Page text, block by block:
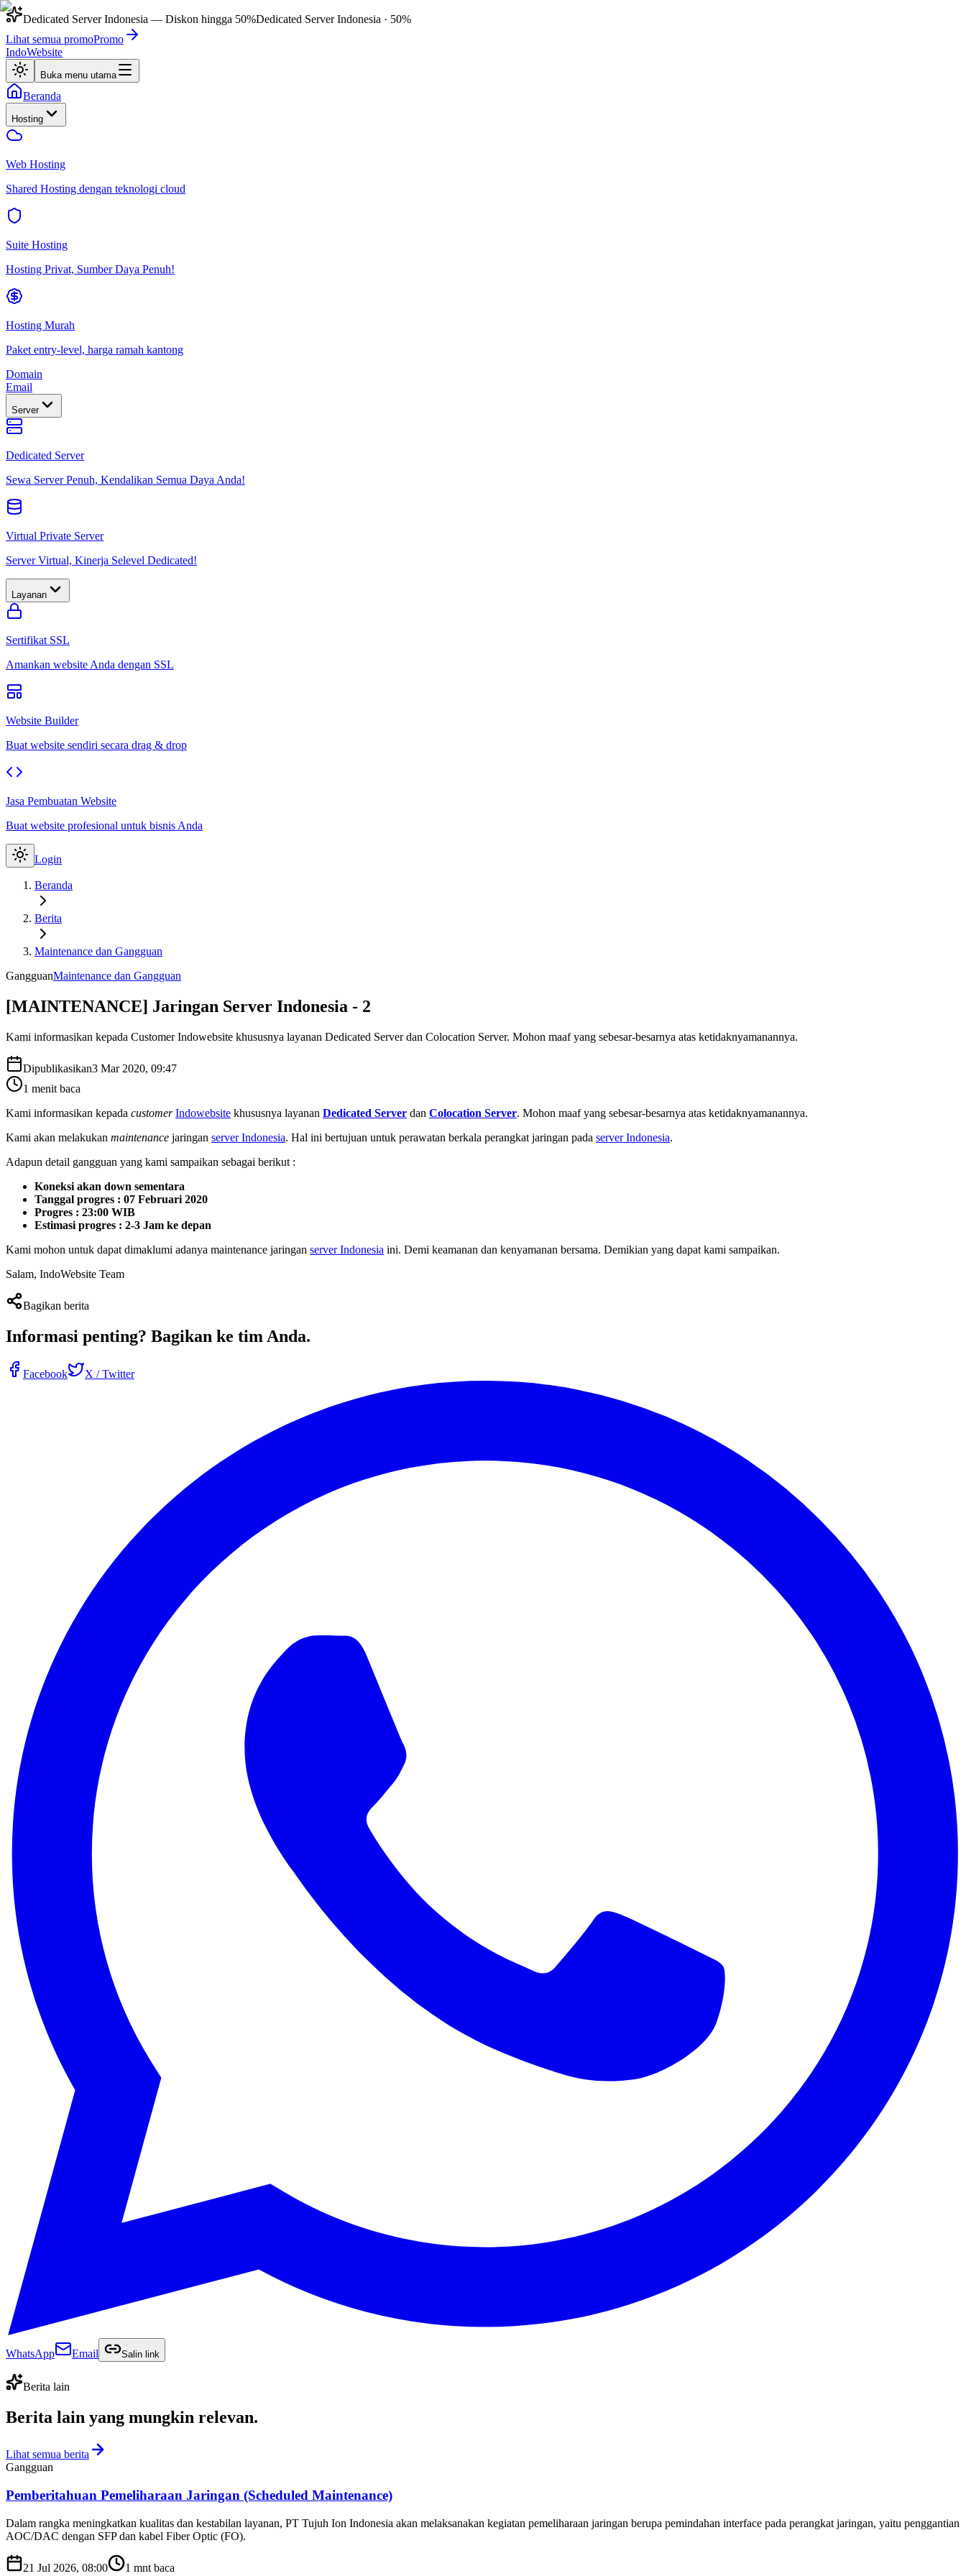
Dedicated Server Indonesia — Diskon hingga 50%Dedicated Server Indonesia · 50%
Lihat semua promoPromo
IndoWebsite
Buka menu utama
Beranda
Hosting
Web Hosting
Shared Hosting dengan teknologi cloud
Suite Hosting
Hosting Privat, Sumber Daya Penuh!
Hosting Murah
Paket entry-level, harga ramah kantong
Domain
Email
Server
Dedicated Server
Sewa Server Penuh, Kendalikan Semua Daya Anda!
Virtual Private Server
Server Virtual, Kinerja Selevel Dedicated!
Layanan
Sertifikat SSL
Amankan website Anda dengan SSL
Website Builder
Buat website sendiri secara drag & drop
Jasa Pembuatan Website
Buat website profesional untuk bisnis Anda
Login
Beranda
Berita
Maintenance dan Gangguan
GangguanMaintenance dan Gangguan
[MAINTENANCE] Jaringan Server Indonesia - 2
Kami informasikan kepada Customer Indowebsite khususnya layanan Dedicated Server dan Colocation Server. Mohon maaf yang sebesar-besarnya atas ketidaknyamanannya.
Dipublikasikan3 Mar 2020, 09:47
1 menit baca
Kami informasikan kepada customer Indowebsite khususnya layanan Dedicated Server dan Colocation Server. Mohon maaf yang sebesar-besarnya atas ketidaknyamanannya.
Kami akan melakukan maintenance jaringan server Indonesia. Hal ini bertujuan untuk perawatan berkala perangkat jaringan pada server Indonesia.
Adapun detail gangguan yang kami sampaikan sebagai berikut :
Koneksi akan down sementara
Tanggal progres : 07 Februari 2020
Progres : 23:00 WIB
Estimasi progres : 2-3 Jam ke depan
Kami mohon untuk dapat dimaklumi adanya maintenance jaringan server Indonesia ini. Demi keamanan dan kenyamanan bersama. Demikian yang dapat kami sampaikan.
Salam, IndoWebsite Team
Bagikan berita
Informasi penting? Bagikan ke tim Anda.
Facebook X / Twitter
WhatsApp Email Salin link
Berita lain
Berita lain yang mungkin relevan.
Lihat semua berita
Gangguan
Pemberitahuan Pemeliharaan Jaringan (Scheduled Maintenance)
Dalam rangka meningkatkan kualitas dan kestabilan layanan, PT Tujuh Ion Indonesia akan melaksanakan kegiatan pemeliharaan jaringan berupa pemindahan interface pada perangkat jaringan, yaitu penggantian
AOC/DAC dengan SFP dan kabel Fiber Optic (FO).
21 Jul 2026, 08:00 1 mnt baca